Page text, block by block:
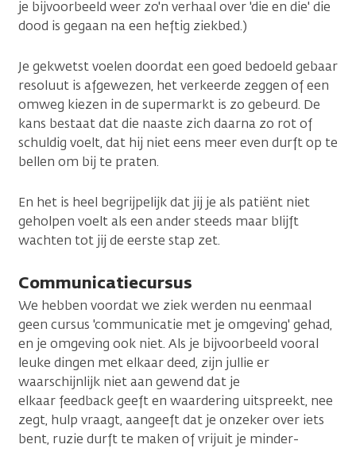
je bijvoorbeeld weer zo'n verhaal over 'die en die' die
dood is gegaan na een heftig ziekbed.)
Je gekwetst voelen doordat een goed bedoeld gebaar
resoluut is afgewezen, het verkeerde zeggen of een
omweg kiezen in de supermarkt is zo gebeurd. De
kans bestaat dat die naaste zich daarna zo rot of
schuldig voelt, dat hij niet eens meer even durft op te
bellen om bij te praten.
En het is heel begrijpelijk dat jij je als patiënt niet
geholpen voelt als een ander steeds maar blijft
wachten tot jij de eerste stap zet.
Communicatiecursus
We hebben voordat we ziek werden nu eenmaal
geen cursus 'communicatie met je omgeving' gehad,
en je omgeving ook niet. Als je bijvoorbeeld vooral
leuke dingen met elkaar deed, zijn jullie er
waarschijnlijk niet aan gewend dat je
elkaar feedback geeft en waardering uitspreekt, nee
zegt, hulp vraagt, aangeeft dat je onzeker over iets
bent, ruzie durft te maken of vrijuit je minder-